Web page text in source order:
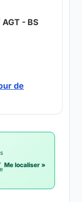
- BS
de
Me localiser »